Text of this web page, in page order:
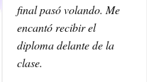
final pasó volando. Me
encantó recibir el
diploma delante de la
clase.